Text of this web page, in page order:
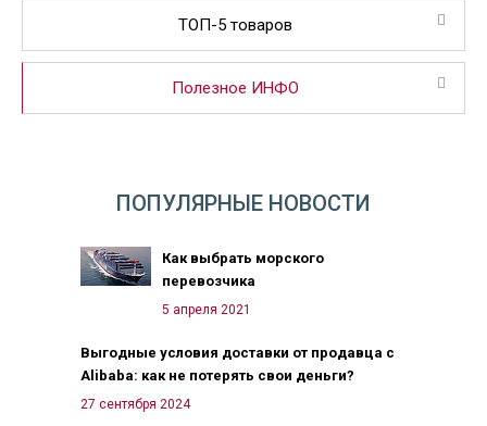
ТОП-5 товаров
Полезное ИНФО
ПОПУЛЯРНЫЕ НОВОСТИ
Как выбрать морского
перевозчика
5 апреля 2021
Выгодные условия доставки от продавца с
Alibaba: как не потерять свои деньги?
27 сентября 2024